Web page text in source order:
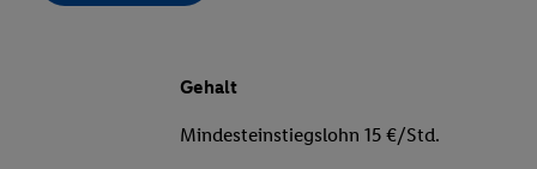
Gehalt
Mindesteinstiegslohn 15 €/Std.